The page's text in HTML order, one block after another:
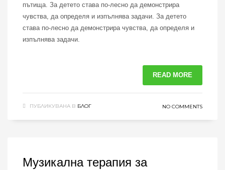
пътища. За детето става по-лесно да демонстрира
чувства, да определя и изпълнява задачи. За детето
става по-лесно да демонстрира чувства, да определя и
изпълнява задачи.
READ MORE
ПУБЛИКУВАНА В БЛОГ NO COMMENTS
Музикална терапия за